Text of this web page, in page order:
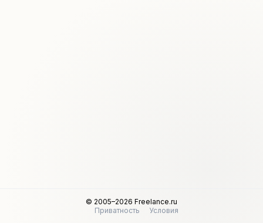
© 2005–2026 Freelance.ru
Приватность
Условия